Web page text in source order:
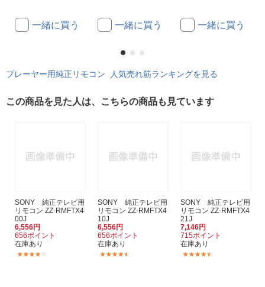
一緒に買う 一緒に買う 一緒に買う
プレーヤー用純正リモコン 人気売れ筋ランキングを見る
この商品を見た人は、こちらの商品も見ています
SONY 純正テレビ用
リモコン ZZ-RMFTX4
00J
6,556円
656ポイント
在庫あり
SONY 純正テレビ用
リモコン ZZ-RMFTX4
10J
6,556円
656ポイント
在庫あり
SONY 純正テレビ用
リモコン ZZ-RMFTX4
21J
7,146円
715ポイント
在庫あり